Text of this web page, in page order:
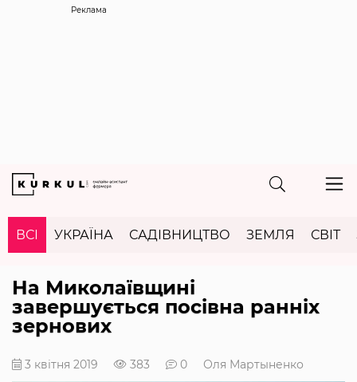
Реклама
ВСІ УКРАЇНА САДІВНИЦТВО ЗЕМЛЯ СВІТ
На Миколаївщині
завершується посівна ранніх
зернових
3 квітня 2019 383 0 Оля Мартыненко